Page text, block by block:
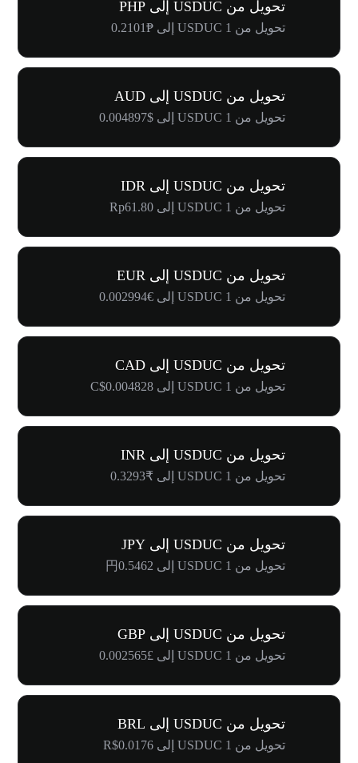
تحويل من USDUC إلى PHP
تحويل من 1 USDUC إلى ₱0.2101
تحويل من USDUC إلى AUD
تحويل من 1 USDUC إلى $0.004897
تحويل من USDUC إلى IDR
تحويل من 1 USDUC إلى Rp61.80
تحويل من USDUC إلى EUR
تحويل من 1 USDUC إلى €0.002994
تحويل من USDUC إلى CAD
تحويل من 1 USDUC إلى C$0.004828
تحويل من USDUC إلى INR
تحويل من 1 USDUC إلى ₹0.3293
تحويل من USDUC إلى JPY
تحويل من 1 USDUC إلى 円0.5462
تحويل من USDUC إلى GBP
تحويل من 1 USDUC إلى £0.002565
تحويل من USDUC إلى BRL
تحويل من 1 USDUC إلى R$0.0176